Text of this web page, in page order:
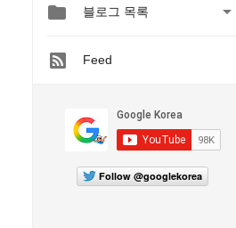
 블로그 목록 
Feed
Follow @googlekorea